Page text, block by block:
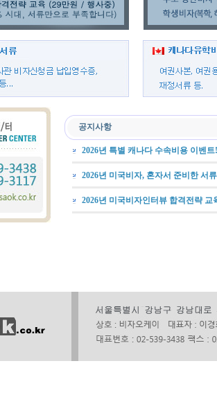
공지사항
2026년 특별 캐나다 수속비용 이벤
2026년 미국비자, 혼자서 준비한 서
2026년 미국비자인터뷰 합격전략